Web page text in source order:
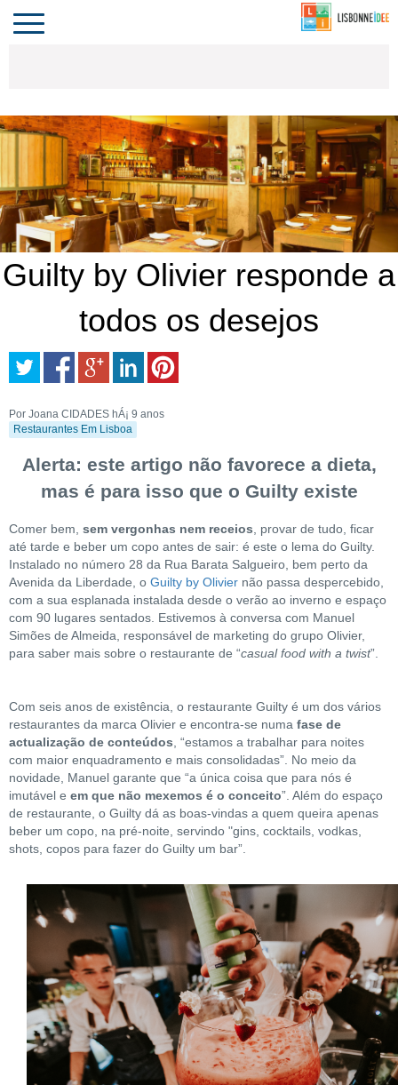
PORTUGAL
Toggle
navigation
Guilty by Olivier responde a
todos os desejos
Por Joana CIDADES hÁ¡ 9 anos
Restaurantes Em Lisboa
Alerta: este artigo não favorece a dieta,
mas é para isso que o Guilty existe
Comer bem, sem vergonhas nem receios, provar de tudo, ficar
até tarde e beber um copo antes de sair: é este o lema do Guilty.
Instalado no número 28 da Rua Barata Salgueiro, bem perto da
Avenida da Liberdade, o Guilty by Olivier não passa despercebido,
com a sua esplanada instalada desde o verão ao inverno e espaço
com 90 lugares sentados. Estivemos à conversa com Manuel
Simões de Almeida, responsável de marketing do grupo Olivier,
para saber mais sobre o restaurante de “casual food with a twist”.
Com seis anos de existência, o restaurante Guilty é um dos vários
restaurantes da marca Olivier e encontra-se numa fase de
actualização de conteúdos, “estamos a trabalhar para noites
com maior enquadramento e mais consolidadas”. No meio da
novidade, Manuel garante que “a única coisa que para nós é
imutável e em que não mexemos é o conceito”. Além do espaço
de restaurante, o Guilty dá as boas-vindas a quem queira apenas
beber um copo, na pré-noite, servindo "gins, cocktails, vodkas,
shots, copos para fazer do Guilty um bar”.